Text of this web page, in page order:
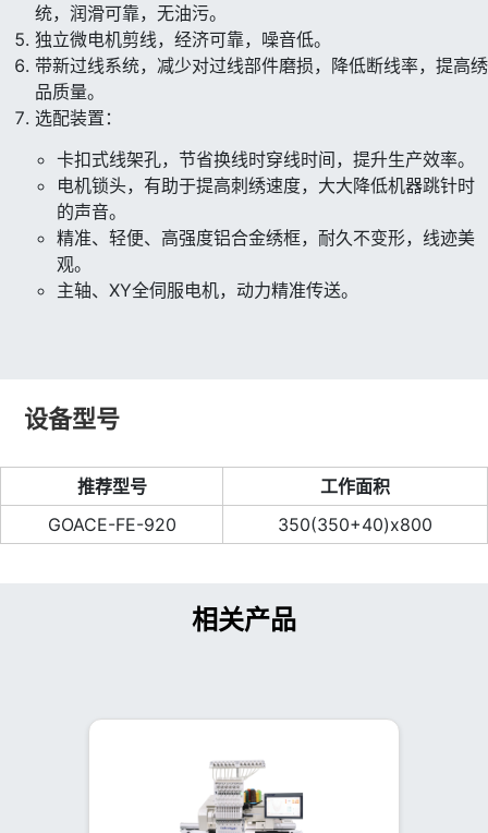
统，润滑可靠，无油污。
独立微电机剪线，经济可靠，噪音低。
带新过线系统，减少对过线部件磨损，降低断线率，提高绣
品质量。
选配装置：
卡扣式线架孔，节省换线时穿线时间，提升生产效率。
电机锁头，有助于提高刺绣速度，大大降低机器跳针时
的声音。
精准、轻便、高强度铝合金绣框，耐久不变形，线迹美
观。
主轴、XY全伺服电机，动力精准传送。
设备型号
推荐型号
工作面积
GOACE-FE-920
350(350+40)x800
相关产品